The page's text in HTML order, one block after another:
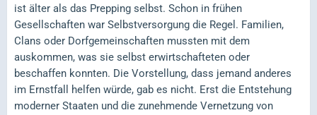
ist älter als das Prepping selbst. Schon in frühen
Gesellschaften war Selbstversorgung die Regel. Familien,
Clans oder Dorfgemeinschaften mussten mit dem
auskommen, was sie selbst erwirtschafteten oder
beschaffen konnten. Die Vorstellung, dass jemand anderes
im Ernstfall helfen würde, gab es nicht. Erst die Entstehung
moderner Staaten und die zunehmende Vernetzung von